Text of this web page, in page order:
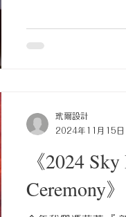
的夥伴。...
《2024
Ceremony
玳爾設計
2024年11月15日